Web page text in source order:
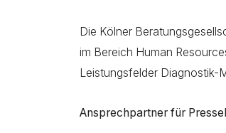
Die Kölner
im Bereich Human
Leistungsfelder Diagnostik-
Ansprechpartner für